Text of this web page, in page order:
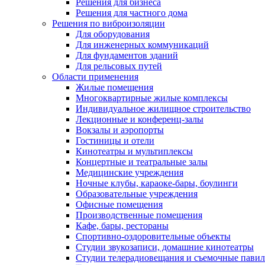
Решения для бизнеса
Решения для частного дома
Решения по виброизоляции
Для оборудования
Для инженерных коммуникаций
Для фундаментов зданий
Для рельсовых путей
Области применения
Жилые помещения
Многоквартирные жилые комплексы
Индивидуальное жилищное строительство
Лекционные и конференц-залы
Вокзалы и аэропорты
Гостиницы и отели
Кинотеатры и мультиплексы
Концертные и театральные залы
Медицинские учреждения
Ночные клубы, караоке-бары, боулинги
Образовательные учреждения
Офисные помещения
Производственные помещения
Кафе, бары, рестораны
Спортивно-оздоровительные объекты
Студии звукозаписи, домашние кинотеатры
Студии телерадиовещания и съемочные